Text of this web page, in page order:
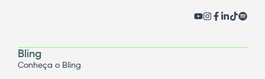
Bling
Conheça o Bling